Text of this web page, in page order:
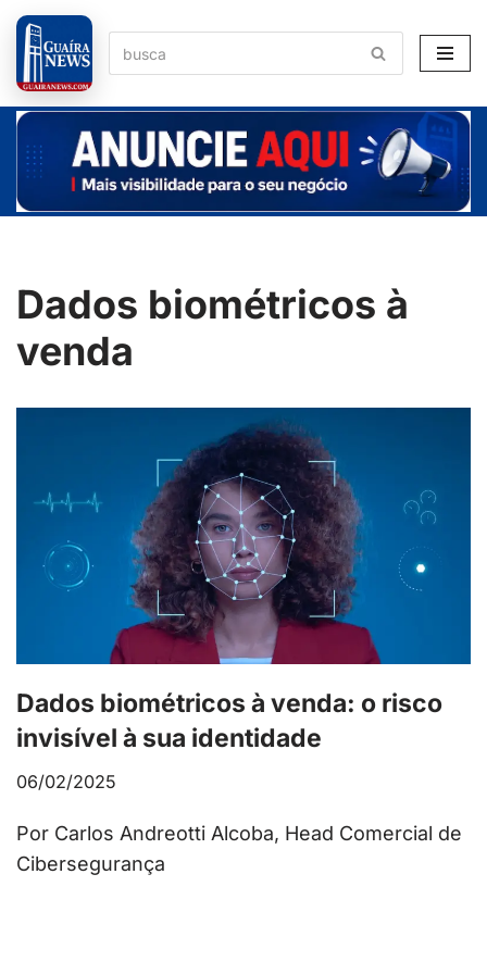
Pular
para
o
conteúdo
Dados biométricos à
venda
Dados biométricos à venda: o risco
invisível à sua identidade
06/02/2025
Por Carlos Andreotti Alcoba, Head Comercial de
Cibersegurança